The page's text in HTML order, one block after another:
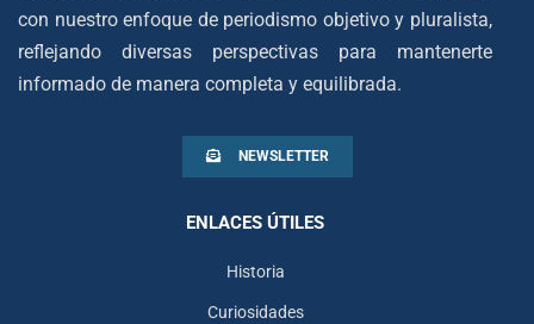
con nuestro enfoque de periodismo objetivo y pluralista,
reflejando diversas perspectivas para mantenerte
informado de manera completa y equilibrada.
NEWSLETTER
ENLACES ÚTILES
Historia
Curiosidades